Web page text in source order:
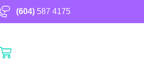
(604)587 4175